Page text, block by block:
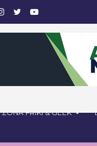
ZONA FRIKI & GEEK